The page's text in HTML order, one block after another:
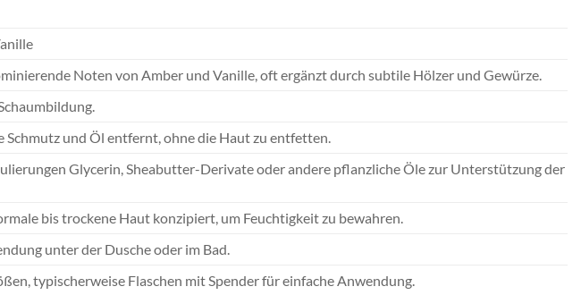
Noten von Amber und Vanille, oft ergänzt durch subtile Hölzer und Gewürze.
Schmutz und Öl entfernt, ohne die Haut zu entfetten.
Glycerin, Sheabutter-Derivate oder andere pflanzliche Öle zur Unterstützung der
bis trockene Haut konzipiert, um Feuchtigkeit zu bewahren.
unter der Dusche oder im Bad.
typischerweise Flaschen mit Spender für einfache Anwendung.